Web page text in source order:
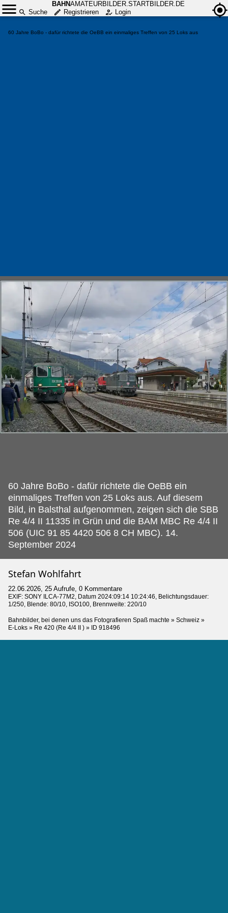
BAHNAMATEURBILDER.STARTBILDER.DE
Suche
Registrieren Login
60 Jahre BoBo - dafür richtete die OeBB ein einmaliges Treffen von 25 Loks aus
60 Jahre BoBo - dafür richtete die OeBB ein
einmaliges Treffen von 25 Loks aus. Auf diesem
Bild, in Balsthal aufgenommen, zeigen sich die SBB
Re 4/4 II 11335 in Grün und die BAM MBC Re 4/4 II
506 (UIC 91 85 4420 506 8 CH MBC). 14.
September 2024
Stefan Wohlfahrt
22.06.2026, 25 Aufrufe, 0 Kommentare
EXIF: SONY ILCA-77M2, Datum 2024:09:14 10:24:46, Belichtungsdauer:
1/250, Blende: 80/10, ISO100, Brennweite: 220/10
Bahnbilder, bei denen uns das Fotografieren Spaß machte » Schweiz »
E-Loks » Re 420 (Re 4/4 II ) » ID 918496